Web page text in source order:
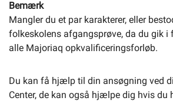
Bemærk
Mangler du et par karakterer, eller
folkeskolens afgangsprøve, da du gik i
alle Majoriaq opkvalificeringsforløb.
Du kan få hjælp til din ansøgning ved
Center, de kan også hjælpe dig hvis du